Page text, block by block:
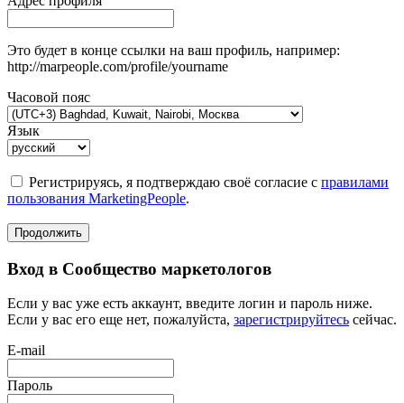
Это будет в конце ссылки на ваш профиль, например:
http://marpeople.com/profile/yourname
Часовой пояс
Язык
Регистрируясь, я подтверждаю своё согласие с правилами
пользования MarketingPeople.
Продолжить
Вход в Сообщество маркетологов
Если у вас уже есть аккаунт, введите логин и пароль ниже.
Если у вас его еще нет, пожалуйста, зарегистрируйтесь сейчас.
E-mail
Пароль